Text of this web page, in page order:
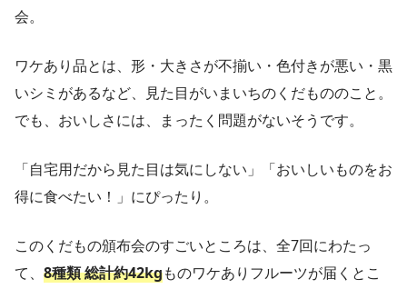
会。
ワケあり品とは、形・大きさが不揃い・色付きが悪い・黒
いシミがあるなど、見た目がいまいちのくだもののこと。
でも、おいしさには、まったく問題がないそうです。
「自宅用だから見た目は気にしない」「おいしいものをお
得に食べたい！」にぴったり。
このくだもの頒布会のすごいところは、全7回にわたっ
て、 8種類 総計約42kgものワケありフルーツが届くとこ